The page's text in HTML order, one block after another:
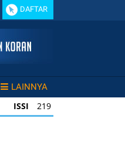
DAFTAR
LAINNYA
ISSI 219 -0,63
ISSI 219 -0,63